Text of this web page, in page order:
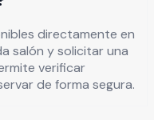
directamente en
salón y solicitar una
verificar
de forma segura.